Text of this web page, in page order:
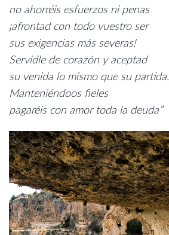
no ahorréis esfuerzos ni penas
¡afrontad con todo vuestro ser
sus exigencias más severas!
Servidle de corazón y aceptad
su venida lo mismo que su partida.
Manteniéndoos fieles
pagaréis con amor toda la deuda”